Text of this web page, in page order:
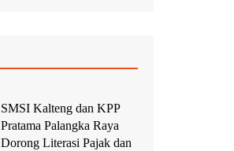
SMSI Kalteng dan KPP
Pratama Palangka Raya
Dorong Literasi Pajak dan